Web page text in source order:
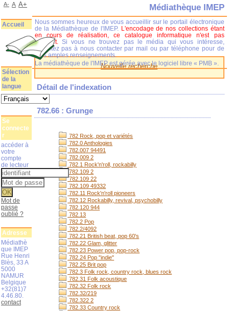
Nouvelle recherche
Détail de l'indexation
782.66 : Grunge
782 Rock, pop et variétés
782.0 Anthologies
782.007 94491
782.009 2
782.1 Rock'n'roll, rockabilly
782.109 2
782.109 22
782.109 49332
782.11 Rock'n'roll pioneers
782.12 Rockabilly, revival, psychobilly
782.120 944
782.13
782.2 Pop
782.2/4092
782.21 British beat, pop 60's
782.22 Glam, glitter
782.23 Power pop, pop-rock
782.24 Pop "indie"
782.25 Brit pop
782.3 Folk rock, country rock, blues rock
782.31 Folk acoustique
782.32 Folk rock
782.32/219
782.322 2
782.33 Country rock
Médiathèque IMEP
Nous sommes heureux de vous accueillir sur le portail électronique
de la Médiathèque de l'IMEP. L'encodage de nos collections étant
en cours de réalisation, ce catalogue informatique n'est pas
complet.
Si vous ne trouvez pas le média qui vous intéresse,
n'hésitez pas à nous contacter par mail ou par téléphone pour de
plus amples renseignements.
La médiathèque de l'IMEP est gérée avec le logiciel libre « PMB ».
A- A A+
Accueil
Sélection
de la
langue
Se
connecte
r
accéder à
votre
compte
de lecteur
Mot de
passe
oublié ?
Adresse
Médiathè
que IMEP
Rue Henri
Blès, 33 A
5000
NAMUR
Belgique
+32(81)7
4.46.80.
contact